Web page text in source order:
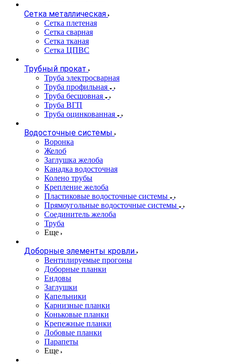
Сетка металлическая
Сетка плетеная
Сетка сварная
Сетка тканая
Сетка ЦПВС
Трубный прокат
Труба электросварная
Труба профильная
Труба бесшовная
Труба ВГП
Труба оцинкованная
Водосточные системы
Воронка
Желоб
Заглушка желоба
Канадка водосточная
Колено трубы
Крепление желоба
Пластиковые водосточные системы
Прямоугольные водосточные системы
Соединитель желоба
Труба
Еще
Доборные элементы кровли
Вентилируемые прогоны
Доборные планки
Ендовы
Заглушки
Капельники
Карнизные планки
Коньковые планки
Крепежные планки
Лобовые планки
Парапеты
Еще